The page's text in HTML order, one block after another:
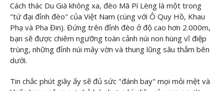
Cách thác Du Già không xa, đèo Mã Pí Lèng là một trong
"tứ đại đỉnh đèo" của Việt Nam (cùng với Ô Quy Hồ, Khau
Phạ và Pha Đin). Đứng trên đỉnh đèo ở độ cao hơn 2.000m,
bạn sẽ được chiêm ngưỡng toàn cảnh núi non hùng vĩ điệp
trùng, những đỉnh núi mây vờn và thung lũng sâu thẳm bên
dưới.
Tin chắc phút giây ấy sẽ đủ sức "đánh bay" mọi mỏi mệt và